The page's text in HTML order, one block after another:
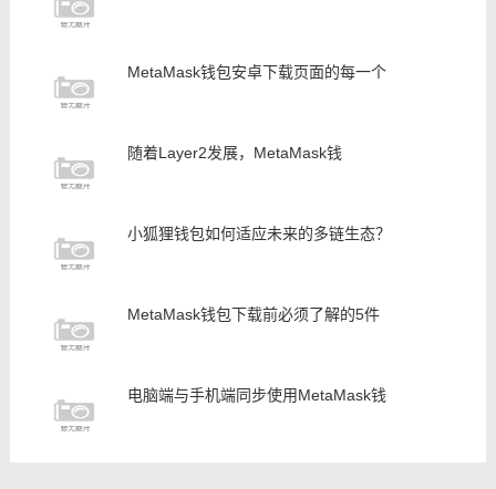
MetaMask钱包安卓下载页面的每一个
随着Layer2发展，MetaMask钱
小狐狸钱包如何适应未来的多链生态？
MetaMask钱包下载前必须了解的5件
电脑端与手机端同步使用MetaMask钱